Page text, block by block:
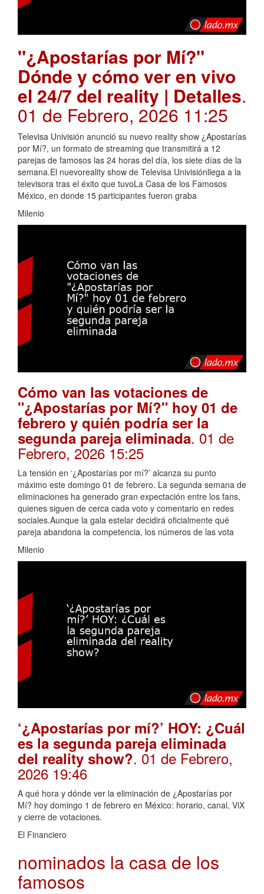
"¿Apostarías por Mí?"
Dónde y cómo ver en vivo
el 24/7 del reality | Detalles.
01 de Febrero, 2026 11:25
Televisa Univisión anunció su nuevo reality show ¿Apostarías
por Mí?, un formato de streaming que transmitirá a 12
parejas de famosos las 24 horas del día, los siete días de la
semana.El nuevoreality show de Televisa Univisiónllega a la
televisora tras el éxito que tuvoLa Casa de los Famosos
México, en donde 15 participantes fueron graba
Milenio
Cómo van las votaciones de
"¿Apostarías por Mí?" hoy 01 de
febrero y quién podría ser la
segunda pareja eliminada. 01 de
Febrero, 2026 15:25
La tensión en ‘¿Apostarías por mí?’ alcanza su punto
máximo este domingo 01 de febrero. La segunda semana de
eliminaciones ha generado gran expectación entre los fans,
quienes siguen de cerca cada voto y comentario en redes
sociales.Aunque la gala estelar decidirá oficialmente qué
pareja abandona la competencia, los números de las vota
Milenio
‘¿Apostarías por mí?’ HOY: ¿Cuál
es la segunda pareja eliminada
del reality show?. 01 de Febrero,
2026 19:46
A qué hora y dónde ver la eliminación de ¿Apostarías por
Mí? hoy domingo 1 de febrero en México: horario, canal, ViX
y cierre de votaciones.
El Financiero
nominados la casa de los
famosos